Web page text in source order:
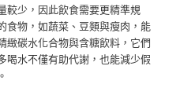
較少，因此飲食需要更精準規
食物，如蔬菜、豆類與瘦肉，能
緻碳水化合物與含糖飲料，它們
喝水不僅有助代謝，也能減少假